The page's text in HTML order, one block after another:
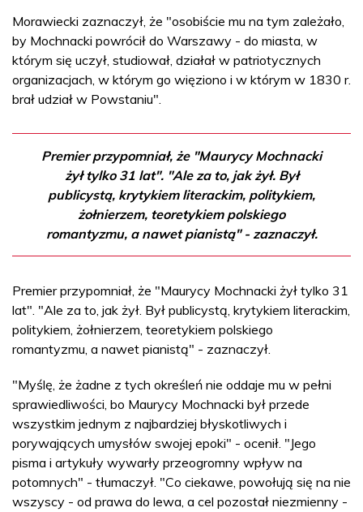
Morawiecki zaznaczył, że "osobiście mu na tym zależało,
by Mochnacki powrócił do Warszawy - do miasta, w
którym się uczył, studiował, działał w patriotycznych
organizacjach, w którym go więziono i w którym w 1830 r.
brał udział w Powstaniu".
Premier przypomniał, że "Maurycy Mochnacki
żył tylko 31 lat". "Ale za to, jak żył. Był
publicystą, krytykiem literackim, politykiem,
żołnierzem, teoretykiem polskiego
romantyzmu, a nawet pianistą" - zaznaczył.
Premier przypomniał, że "Maurycy Mochnacki żył tylko 31
lat". "Ale za to, jak żył. Był publicystą, krytykiem literackim,
politykiem, żołnierzem, teoretykiem polskiego
romantyzmu, a nawet pianistą" - zaznaczył.
"Myślę, że żadne z tych określeń nie oddaje mu w pełni
sprawiedliwości, bo Maurycy Mochnacki był przede
wszystkim jednym z najbardziej błyskotliwych i
porywających umysłów swojej epoki" - ocenił. "Jego
pisma i artykuły wywarły przeogromny wpływ na
potomnych" - tłumaczył. "Co ciekawe, powołują się na nie
wszyscy - od prawa do lewa, a cel pozostał niezmienny -